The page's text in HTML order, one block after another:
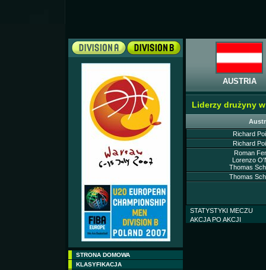
STRONA DOMOWA
KLASYFIKACJA
AUSTRIA
Liderzy drużyny
Richard
Richard
Roman
Lorenzo
Thomas
Thomas
STATYSTYKI MECZU
AKCJA PO AKCJI